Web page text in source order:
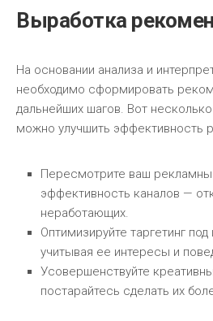
Выработка
На основании анализа и
необходимо сформировать
дальнейших шагов. Вот
можно улучшить эффективность
Пересмотрите ваш
эффективность каналов —
неработающих.
Оптимизируйте таргетинг
учитывая ее интересы и
Усовершенствуйте
постарайтесь сделать их